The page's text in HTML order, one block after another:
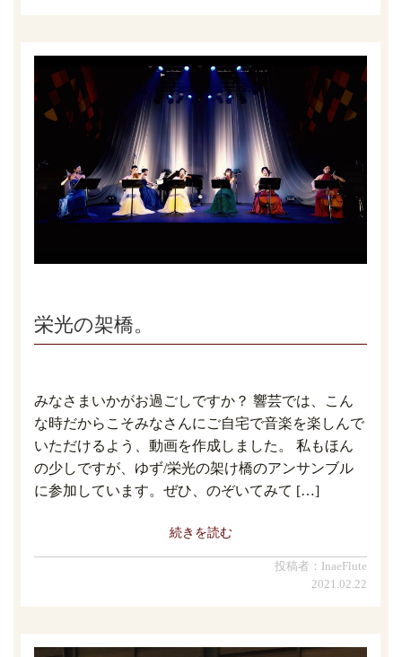
栄光の架橋。
みなさまいかがお過ごしですか？ 響芸では、こん
な時だからこそみなさんにご自宅で音楽を楽しんで
いただけるよう、動画を作成しました。 私もほん
の少しですが、ゆず/栄光の架け橋のアンサンブル
に参加しています。ぜひ、のぞいてみて […]
続きを読む
投稿者：InaeFlute
2021.02.22